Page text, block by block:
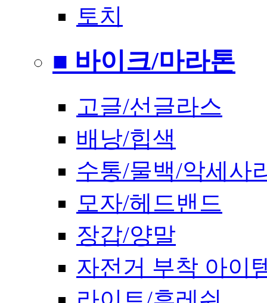
토치
■ 바이크/마라톤
고글/선글라스
배낭/힙색
수통/물백/악세사
모자/헤드밴드
장갑/양말
자전거 부착 아이